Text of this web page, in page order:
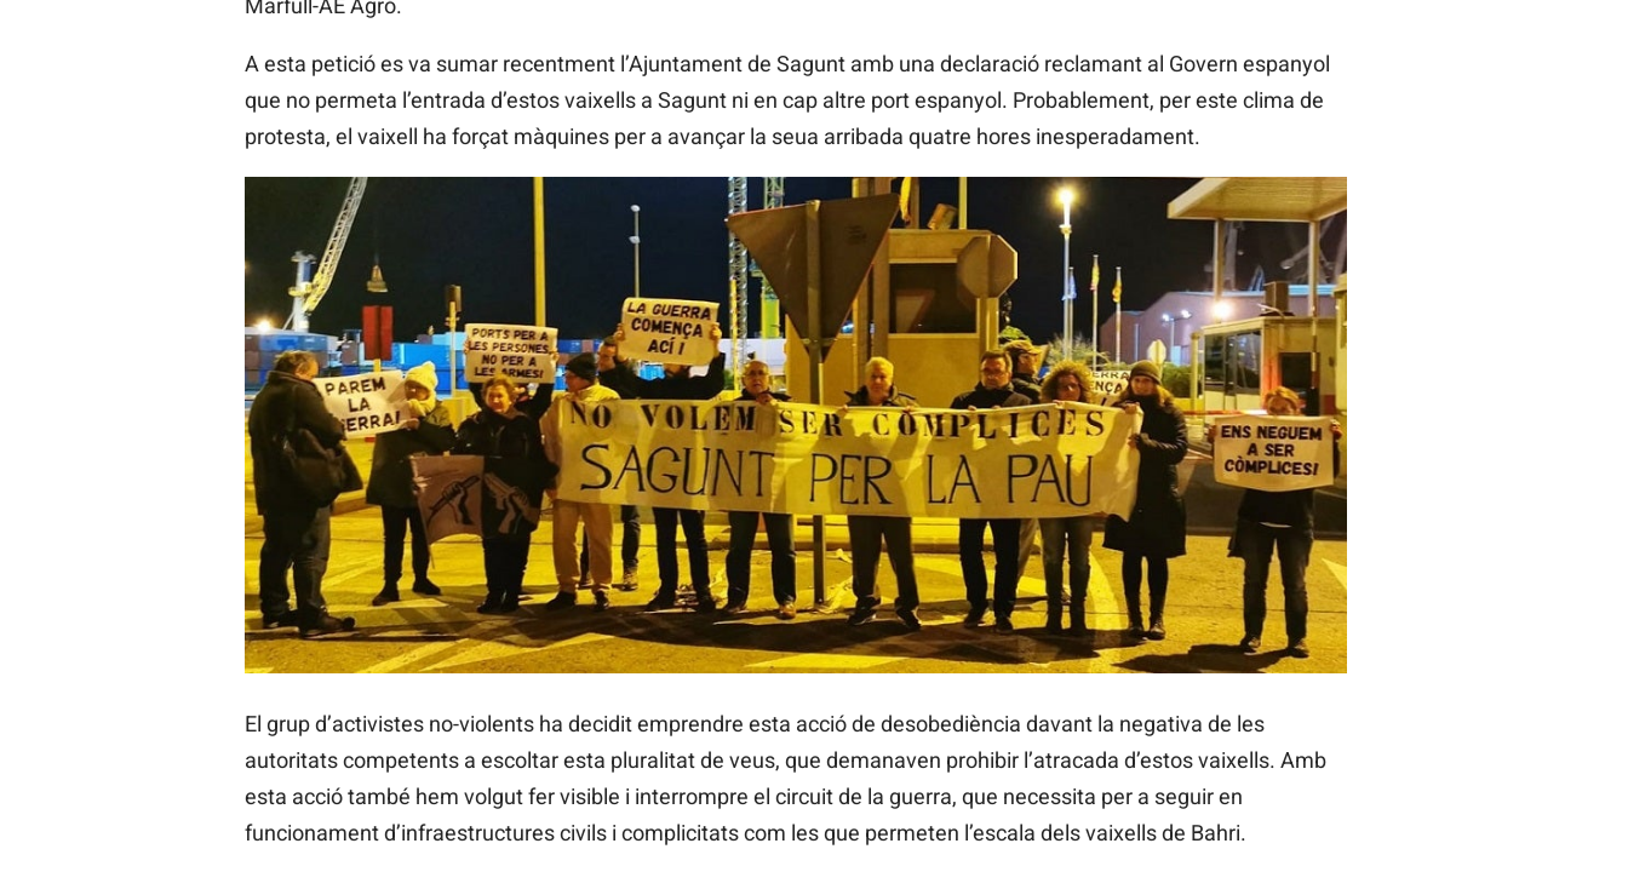
A esta petició es va sumar recentment l’Ajuntament de Sagunt amb una declaració reclamant al Govern espanyol
que no permeta l’entrada d’estos vaixells a Sagunt ni en cap altre port espanyol. Probablement, per este clima de
protesta, el vaixell ha forçat màquines per a avançar la seua arribada quatre hores inesperadament.
El grup d’activistes no-violents ha decidit emprendre esta acció de desobediència davant la negativa de les
autoritats competents a escoltar esta pluralitat de veus, que demanaven prohibir l’atracada d’estos vaixells. Amb
esta acció també hem volgut fer visible i interrompre el circuit de la guerra, que necessita per a seguir en
funcionament d’infraestructures civils i complicitats com les que permeten l’escala dels vaixells de Bahri.